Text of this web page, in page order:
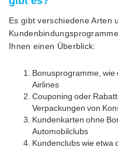
Es gibt verschiedene Arten
Ihnen einen Überblick:
Bonusprogramme,
Airlines
Couponing oder
Verpackungen von
Kundenkarten ohne
Automobilclubs
Kundenclubs wie etwa